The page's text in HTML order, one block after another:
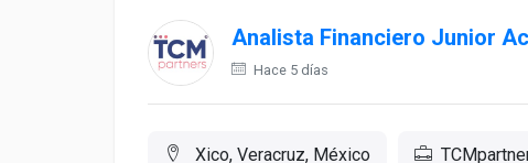
Analista Financiero Junior
Hace 5 días
Xico, Veracruz, México